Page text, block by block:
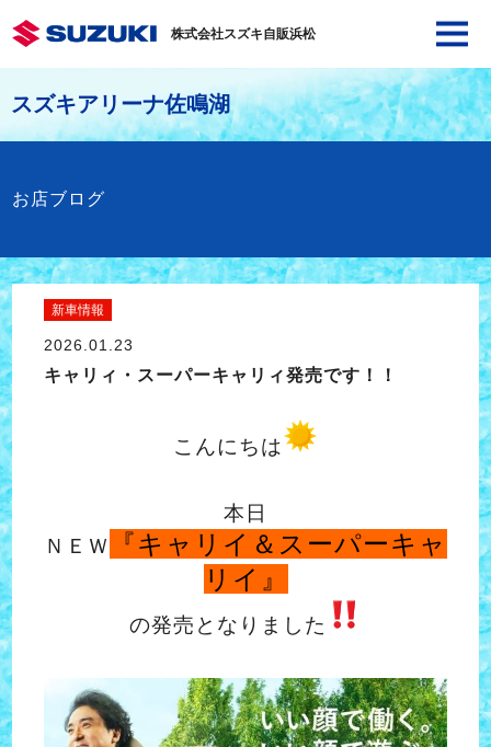
株式会社スズキ自販浜松
スズキアリーナ佐鳴湖
お店ブログ
新車情報
2026.01.23
キャリィ・スーパーキャリィ発売です！！
こんにちは
本日
ＮＥＷ
『キャリイ＆スーパーキャ
リイ』
の発売となりました